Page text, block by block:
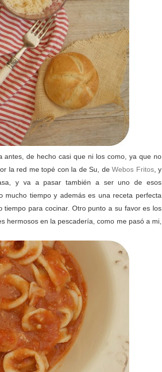
antes, de hecho casi que ni los como, ya que no
la red me topé con la de Su, deWebos Fritos, y
y va a pasar también a ser uno de esos
mucho tiempo y además es una receta perfecta
para cocinar. Otro punto a su favor es los
hermosos en la pescadería, como me pasó a mi,